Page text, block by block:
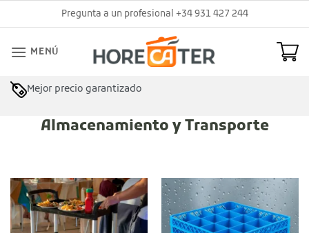
al
Pregunta a un profesional +34 931 427 244
MENÚ
Mejor precio garantizado
Almacenamiento y Transporte